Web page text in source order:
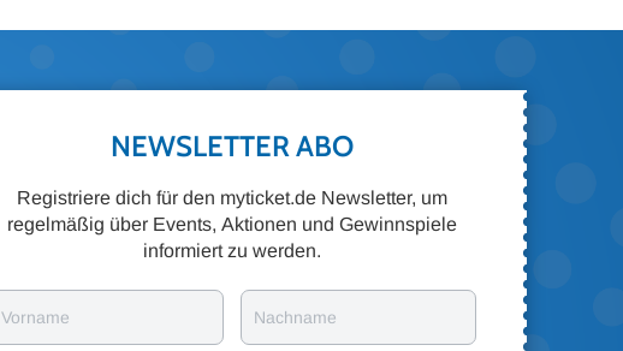
NEWSLETTER ABO
Registriere dich für den myticket.de Newsletter, um
regelmäßig über Events, Aktionen und Gewinnspiele
informiert zu werden.
Vorname Nachname